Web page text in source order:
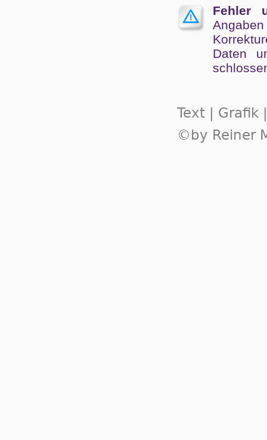
Fehler
Angaben
Da­ten
Text | Grafik
©by Reiner